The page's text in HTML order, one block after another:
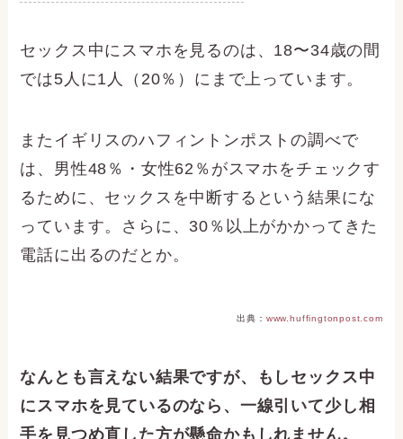
セックス中にスマホを見るのは、18〜34歳の間
では5人に1人（20％）にまで上っています。
またイギリスのハフィントンポストの調べで
は、男性48％・女性62％がスマホをチェックす
るために、セックスを中断するという結果にな
っています。さらに、30％以上がかかってきた
電話に出るのだとか。
出典： www.huffingtonpost.com
なんとも言えない結果ですが、もしセックス中
にスマホを見ているのなら、一線引いて少し相
手を見つめ直した方が懸命かもしれません。